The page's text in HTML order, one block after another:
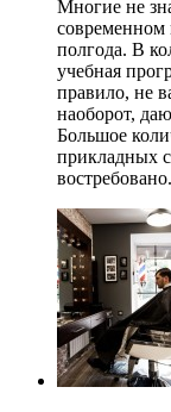
Многие не
современном
полгода. В
учебная
правило, не
наоборот,
Большое
прикладных